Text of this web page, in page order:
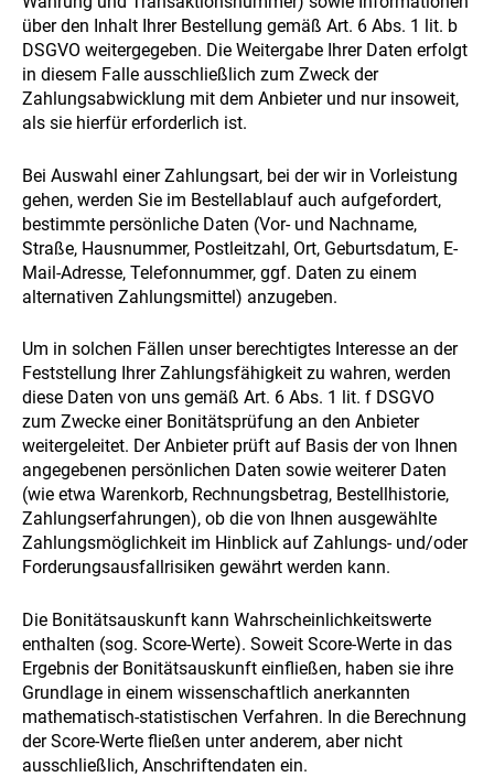
über den Inhalt Ihrer Bestellung gemäß Art. 6 Abs. 1 lit. b
DSGVO weitergegeben. Die Weitergabe Ihrer Daten erfolgt
in diesem Falle ausschließlich zum Zweck der
Zahlungsabwicklung mit dem Anbieter und nur insoweit,
als sie hierfür erforderlich ist.
Bei Auswahl einer Zahlungsart, bei der wir in Vorleistung
gehen, werden Sie im Bestellablauf auch aufgefordert,
bestimmte persönliche Daten (Vor- und Nachname,
Straße, Hausnummer, Postleitzahl, Ort, Geburtsdatum, E-
Mail-Adresse, Telefonnummer, ggf. Daten zu einem
alternativen Zahlungsmittel) anzugeben.
Um in solchen Fällen unser berechtigtes Interesse an der
Feststellung Ihrer Zahlungsfähigkeit zu wahren, werden
diese Daten von uns gemäß Art. 6 Abs. 1 lit. f DSGVO
zum Zwecke einer Bonitätsprüfung an den Anbieter
weitergeleitet. Der Anbieter prüft auf Basis der von Ihnen
angegebenen persönlichen Daten sowie weiterer Daten
(wie etwa Warenkorb, Rechnungsbetrag, Bestellhistorie,
Zahlungserfahrungen), ob die von Ihnen ausgewählte
Zahlungsmöglichkeit im Hinblick auf Zahlungs- und/oder
Forderungsausfallrisiken gewährt werden kann.
Die Bonitätsauskunft kann Wahrscheinlichkeitswerte
enthalten (sog. Score-Werte). Soweit Score-Werte in das
Ergebnis der Bonitätsauskunft einfließen, haben sie ihre
Grundlage in einem wissenschaftlich anerkannten
mathematisch-statistischen Verfahren. In die Berechnung
der Score-Werte fließen unter anderem, aber nicht
ausschließlich, Anschriftendaten ein.